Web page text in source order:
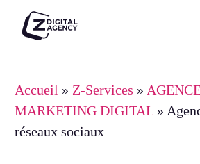
Accueil » Z-Services »
MARKETING DIGITAL »
réseaux sociaux